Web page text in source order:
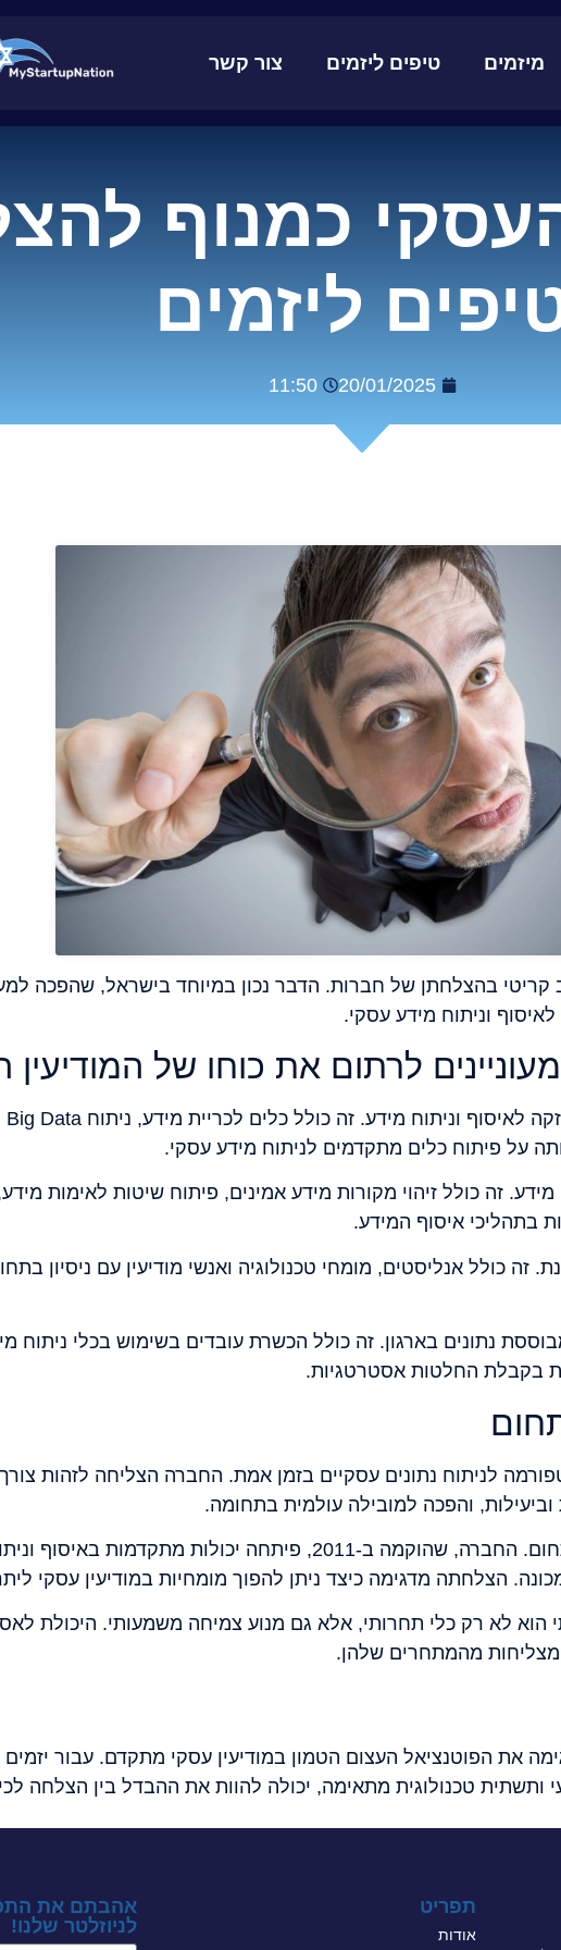
מיזמים טיפים ליזמים צור קשר
כמנוף
ליזמים
20/01/2025
11:50
קריטי בהצלחתן של חברות. הדבר נכון במיוחד בישראל, שהפכה
וניתוח מידע עסקי.
לרתום את כוחו של המודיעין
על פיתוח כלים מתקדמים לניתוח מידע עסקי.
זה כולל זיהוי מקורות מידע אמינים, פיתוח שיטות לאימות
בתהליכי איסוף המידע.
זה כולל אנליסטים, מומחי טכנולוגיה ואנשי מודיעין עם ניסיון
נתונים בארגון. זה כולל הכשרת עובדים בשימוש בכלי ניתוח
בקבלת החלטות אסטרטגיות.
לניתוח נתונים עסקיים בזמן אמת. החברה הצליחה לזהות
והפכה למובילה עולמית בתחומה.
מהווה דוגמה נוספת להצלחה בתחום. החברה, שהוקמה ב-2011, פיתחה
הצלחתה מדגימה כיצד ניתן להפוך מומחיות במודיעין עסקי
הוא לא רק כלי תחרותי, אלא גם מנוע צמיחה משמעותי. היכולת
מהמתחרים שלהן.
את הפוטנציאל העצום הטמון במודיעין עסקי מתקדם. עבור
ותשתית טכנולוגית מתאימה, יכולה להוות את ההבדל בין הצלחה
תפריט
אודות
אהבתם את
לניוזלטר שלנו!